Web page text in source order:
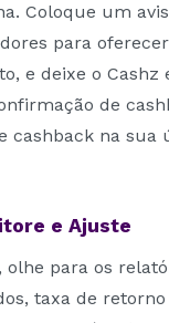
Coloque um
para
e deixe o Cashz
de
cashback na sua
e Ajuste
olhe para os
taxa de